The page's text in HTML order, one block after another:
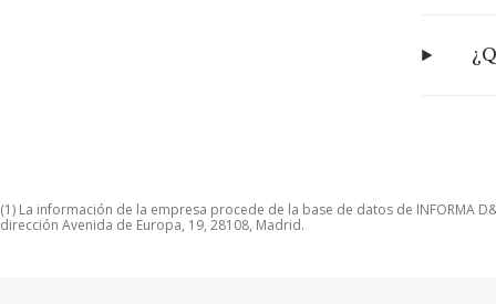
(1) La información de la empresa procede de la base de datos de INFORMA
dirección Avenida de Europa, 19, 28108, Madrid.